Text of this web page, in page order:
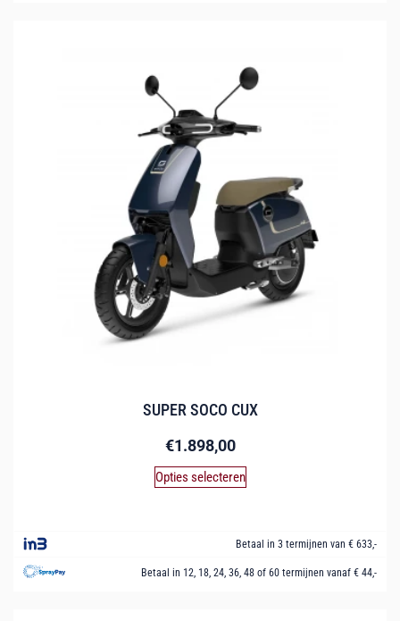
SUPER SOCO CUX
€1.898,00
Opties selecteren
Betaal in 3 termijnen van € 633,-
Betaal in 12, 18, 24, 36, 48 of 60 termijnen vanaf € 44,-